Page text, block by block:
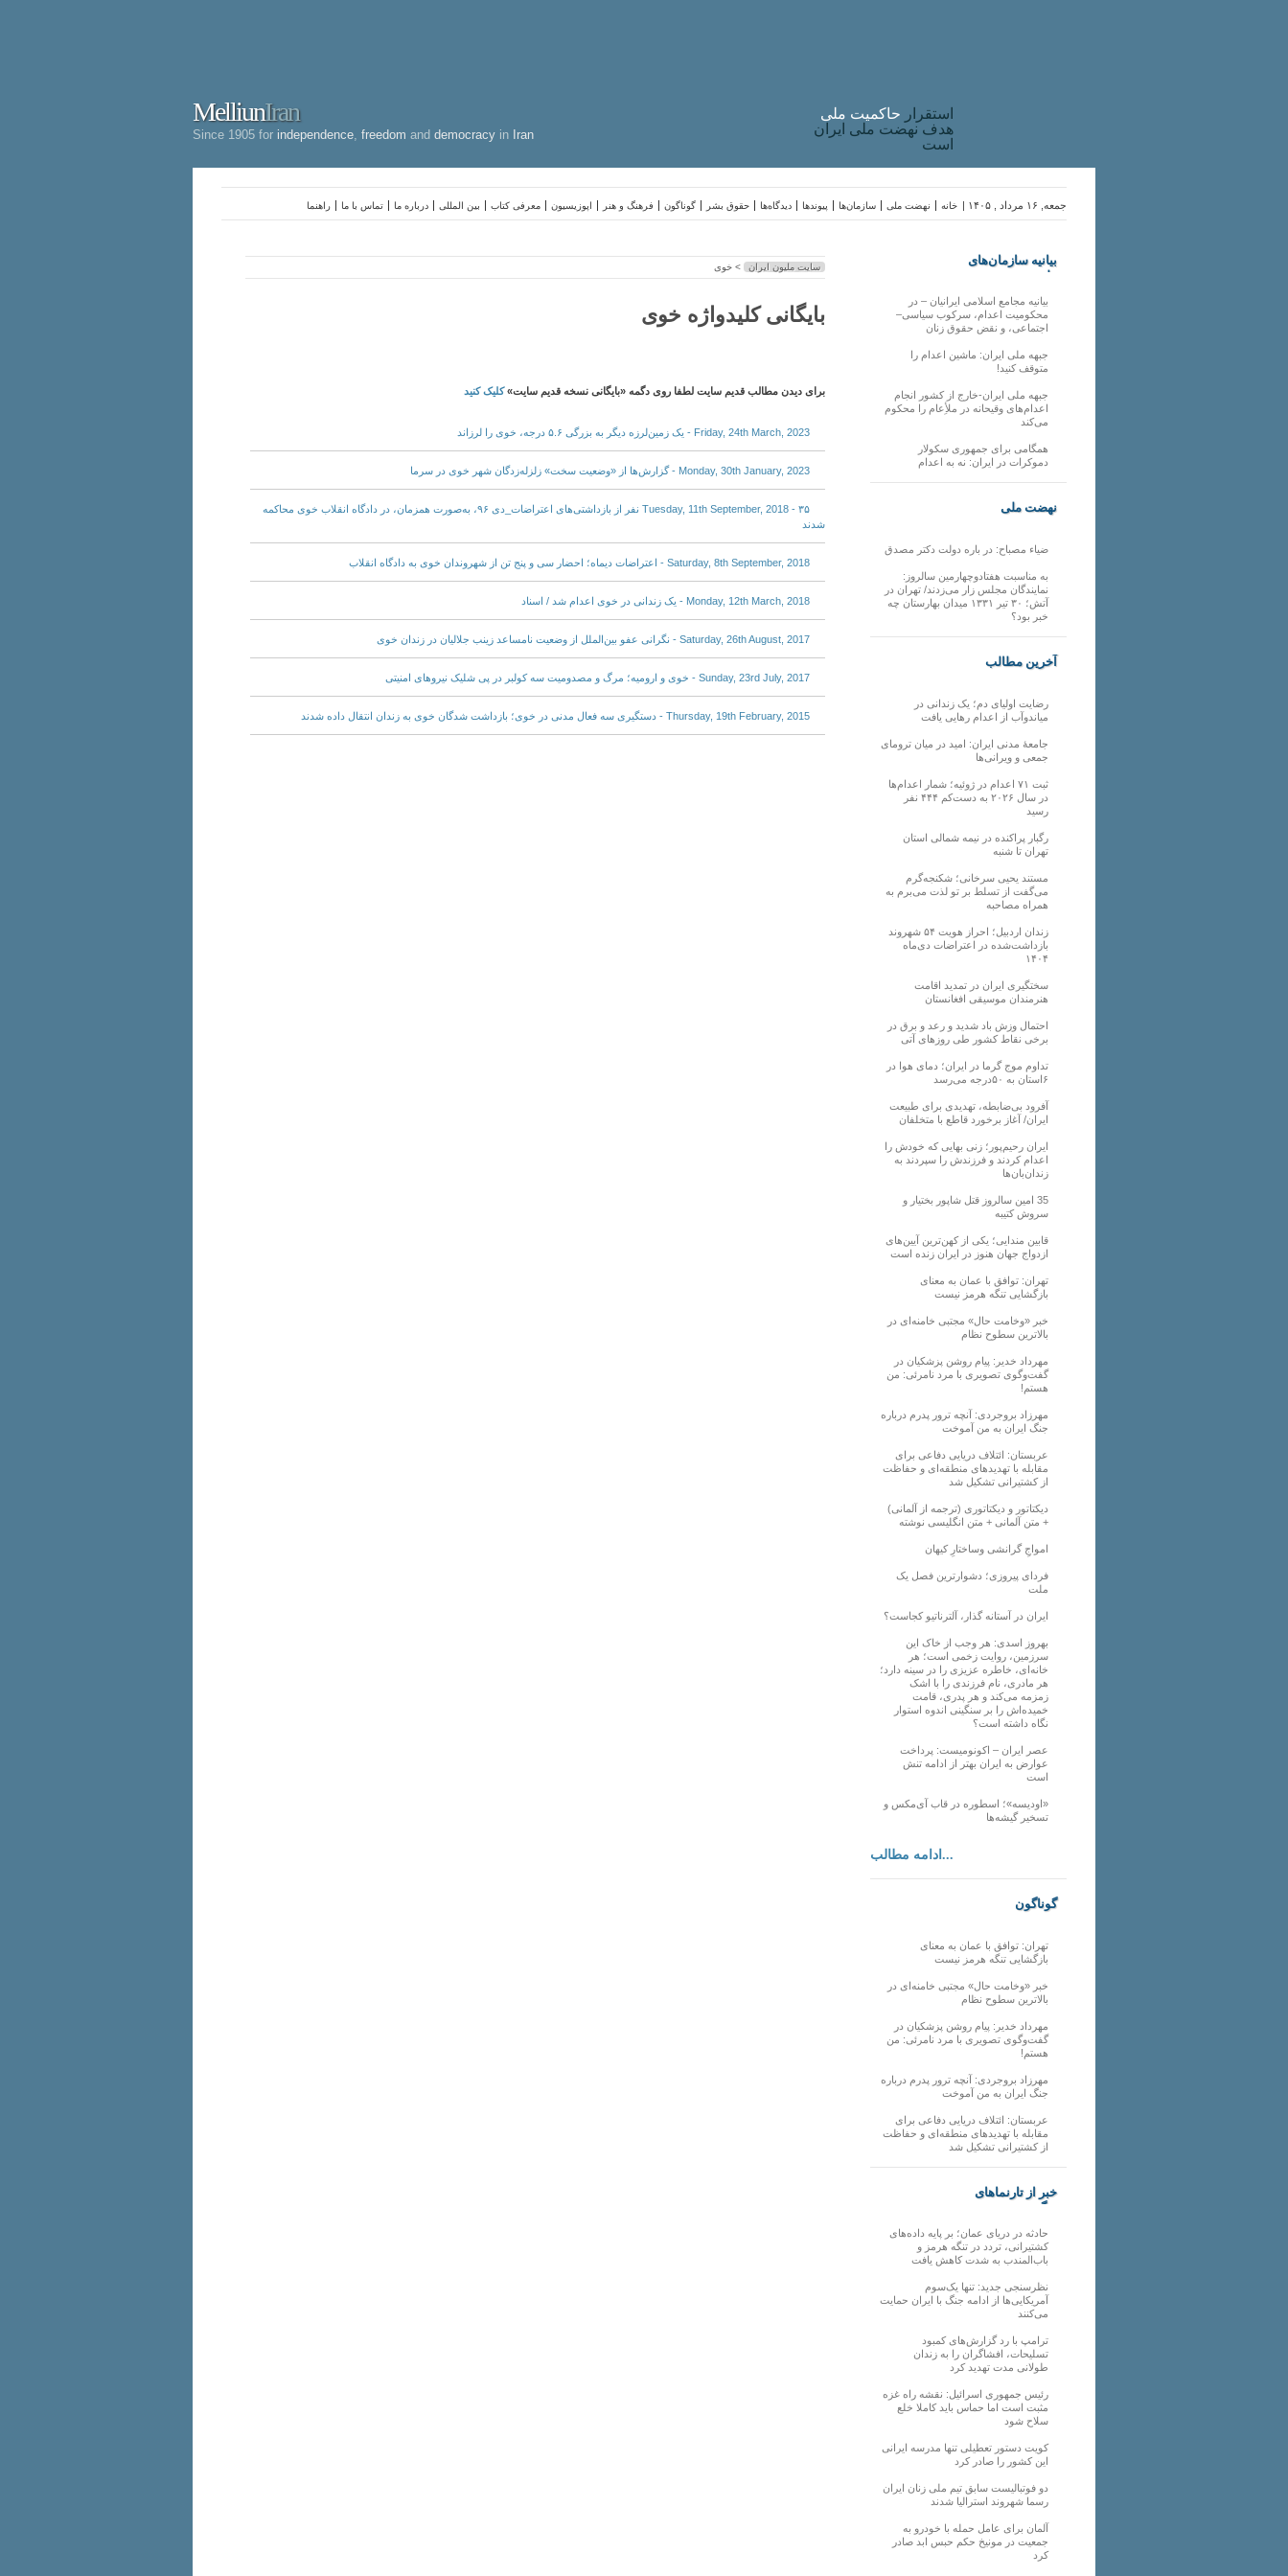
MelliunIran
Since 1905 for independence freedom and democracy in Iran
استقرار حاکميت ملی
هدف نهضت ملی ایران
است
راهنما تماس با ما درباره ما بین المللی معرفی کتاب اپوزیسیون فرهنگ و هنر گوناگون حقوق بشر دیدگاه‌ها پیوندها سازمان‌ها نهضت ملی خانه جمعه, ۱۶ مرداد , ۱۴۰۵ |
سایت ملیون ایران > خوی
بایگانی کلیدواژه خوی
برای دیدن مطالب قدیم سایت لطفا روی دگمه «بایگانی نسخه قدیم سایت»کلیک کنید
Friday, 24th March, 2023 - یک زمین‌لرزه‌ دیگر به بزرگی ۵.۶ درجه، خوی را لرزاند
Monday, 30th January, 2023 - گزارش‌ها از «وضعیت سخت» زلزله‌زدگان شهر خوی در سرما
Tuesday, 11th September, 2018 - ۳۵ نفر از بازداشتی‌های ‎اعتراضات_دی ۹۶، به‌صورت همزمان، در دادگاه انقلاب ‎خوی محاکمه
شدند
Saturday, 8th September, 2018 - اعتراضات دیماه؛ احضار سی و پنج تن از شهروندان خوی به دادگاه انقلاب
Monday, 12th March, 2018 - یک زندانی در خوی اعدام شد / اسناد
Saturday, 26th August, 2017 - نگرانی عفو بین‌الملل از وضعیت نامساعد زینب جلالیان در زندان خوی
Sunday, 23rd July, 2017 - خوی و ارومیه؛ مرگ و مصدومیت سه کولبر در پی شلیک نیروهای امنیتی
Thursday, 19th February, 2015 - دستگیری سه فعال مدنی در خوی؛ بازداشت شدگان خوی به زندان انتقال داده شدند
بیانیه سازمان‌های
ملی
بیانیه مجامع اسلامی ایرانیان – در
محکومیت اعدام، سرکوب سیاسی–
اجتماعی، و نقض حقوق زنان
جبهه ملی ایران: ماشین اعدام را
متوقف کنید!
جبهه ملی ایران-خارج از کشور انجام
اعدام‌های وقیحانه در ملأِعام را محکوم
می‌کند
همگامی برای جمهوری سکولار
دموکرات در ایران: نه به اعدام
نهضت ملی
ضیاء مصباح: در باره دولت دکتر مصدق
به مناسبت هفتادوچهارمین سالروز:
نمایندگان مجلس زار می‌زدند/ تهران در
آتش؛ ۳۰ تیر ۱۳۳۱ میدان بهارستان چه
خبر بود؟
آخرین مطالب
رضایت اولیای دم؛ یک زندانی در
میاندوآب از اعدام رهایی یافت
جامعهٔ مدنی ایران: امید در میان ترومای
جمعی و ویرانی‌ها
ثبت ۷۱ اعدام در ژوئیه؛ شمار اعدام‌ها
در سال ۲۰۲۶ به دست‌کم ۴۴۴ نفر
رسید
رگبار پراکنده در نیمه شمالی استان
تهران تا شنبه
مستند یحیی سرخانی؛ شکنجه‌گرم
می‌گفت از تسلط بر تو لذت می‌برم به
همراه مصاحبه
زندان اردبیل؛ احراز هویت ۵۴ شهروند
بازداشت‌شده در اعتراضات دی‌ماه
۱۴۰۴
سختگیری ایران در تمدید اقامت
هنرمندان موسیقی افغانستان
احتمال وزش باد شدید و رعد و برق در
برخی نقاط کشور طی روزهای آتی
تداوم موج گرما در ایران؛ دمای هوا در
۶استان به ۵۰درجه می‌رسد
آفرود بی‌ضابطه، تهدیدی برای طبیعت
ایران/ آغاز برخورد قاطع با متخلفان
ایران رحیم‌پور؛ زنی بهایی که خودش را
اعدام کردند و فرزندش را سپردند به
زندان‌بان‌ها
35 امین سالروز قتل شاپور بختیار و
سروش کتیبه
قابین مندایی؛ یکی از کهن‌ترین آیین‌های
ازدواج جهان هنوز در ایران زنده است
تهران: توافق با عمان به معنای
بازگشایی تنگه هرمز نیست
خبر «وخامت حال» مجتبی خامنه‌ای در
بالاترین سطوح نظام
مهرداد خدیر: پیام روشن پزشکیان در
گفت‌و‌گوی تصویری با مرد نامرئی: من
هستم!
مهرزاد بروجردی: آنچه ترور پدرم درباره
جنگ ایران به من آموخت
عربستان: ائتلاف دریایی دفاعی برای
مقابله با تهدیدهای منطقه‌ای و حفاظت
از کشتیرانی تشکیل شد
دیکتاتور و دیکتاتوری (ترجمه از آلمانی)
+ متن آلمانی + متن انگلیسی نوشته
‌امواجِ گرانشی وساختارِ کیهان
فردای پیروزی؛ دشوارترین فصل یک
ملت
ایران در آستانه گذار، آلترناتیو کجاست؟
بهروز اسدی: هر وجب از خاک‌ این
سرزمین، روایت زخمی است؛ هر
خانه‌ای، خاطره عزیزی را در سینه دارد؛
هر مادری، نام فرزندی را با اشک
زمزمه می‌کند و هر پدری، قامت
خمیده‌اش را بر سنگینی اندوه استوار
نگاه داشته است؟
عصر ایران – اکونومیست: پرداخت
عوارض به ایران بهتر از ادامه تنش
است
«اودیسه»؛ اسطوره در قاب آی‌مکس و
تسخیر گیشه‌ها
ادامه مطالب...
گوناگون
تهران: توافق با عمان به معنای
بازگشایی تنگه هرمز نیست
خبر «وخامت حال» مجتبی خامنه‌ای در
بالاترین سطوح نظام
مهرداد خدیر: پیام روشن پزشکیان در
گفت‌و‌گوی تصویری با مرد نامرئی: من
هستم!
مهرزاد بروجردی: آنچه ترور پدرم درباره
جنگ ایران به من آموخت
عربستان: ائتلاف دریایی دفاعی برای
مقابله با تهدیدهای منطقه‌ای و حفاظت
از کشتیرانی تشکیل شد
خبر از تارنماهای
دیگر
حادثه در دریای عمان؛ بر پایه داده‌های
کشتیرانی، تردد در تنگه هرمز و
باب‌المندب به شدت کاهش یافت
نظرسنجی جدید: تنها یک‌سوم
آمریکایی‌ها از ادامه جنگ با ایران حمایت
می‌کنند
ترامپ با رد گزارش‌های کمبود
تسلیحات، افشاگران را به زندان
طولانی مدت تهدید کرد
رئیس‌ جمهوری اسرائیل: نقشه راه غزه
مثبت است اما حماس باید کاملا خلع
سلاح شود
کویت دستور تعطیلی تنها مدرسه ایرانی
این کشور را صادر کرد
دو فوتبالیست سابق تیم ملی زنان ایران
رسما شهروند استرالیا شدند
آلمان برای عامل حمله با خودرو به
جمعیت در مونیخ حکم حبس ابد صادر
کرد